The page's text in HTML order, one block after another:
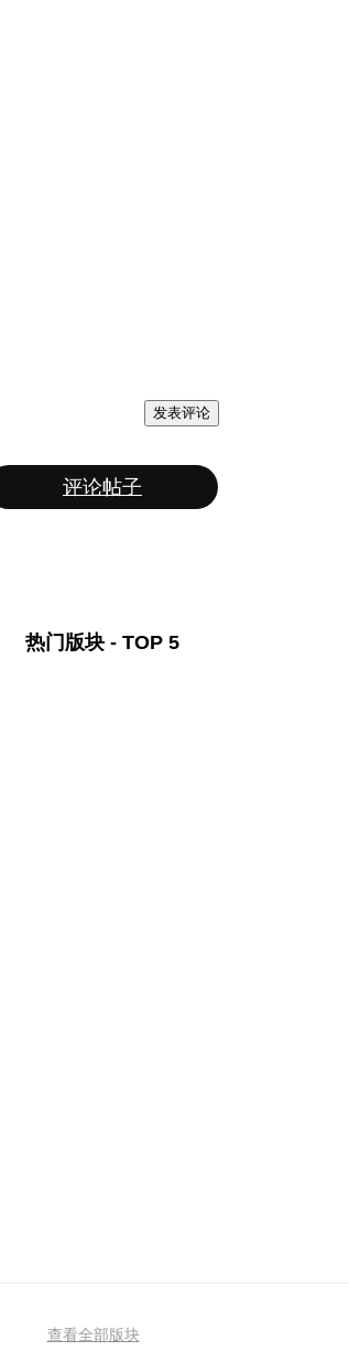
发表评论
评论帖子
热门版块 - TOP 5
查看全部版块